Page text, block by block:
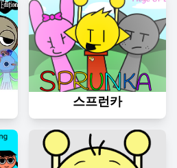
스프런카